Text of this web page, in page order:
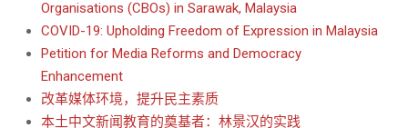
Organisations (CBOs) in Sarawak, Malaysia
COVID-19: Upholding Freedom of Expression in Malaysia
Petition for Media Reforms and Democracy
Enhancement
改革媒体环境，提升民主素质
本土中文新闻教育的奠基者：林景汉的实践